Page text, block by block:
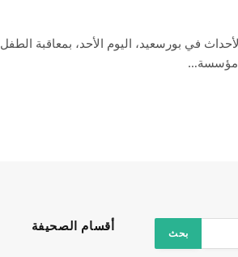
في بورسعيد، اليوم الأحد، بمعاقبة الطفل
مؤسسة…
أقسام الصحيفة